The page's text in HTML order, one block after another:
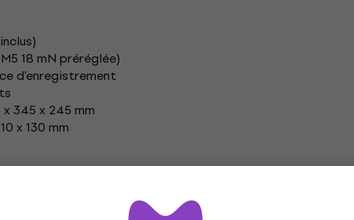
18 mN préréglée)
d'enregistrement
345 x 245 mm
x 130 mm